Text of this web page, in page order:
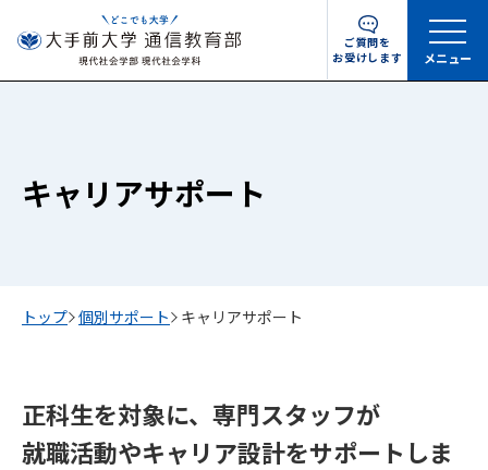
ご質問を
お受けします
メニュー
キャリアサポート
トップ 個別サポート キャリアサポート
正科生を対象に、専門スタッフが
就職活動やキャリア設計をサポートしま